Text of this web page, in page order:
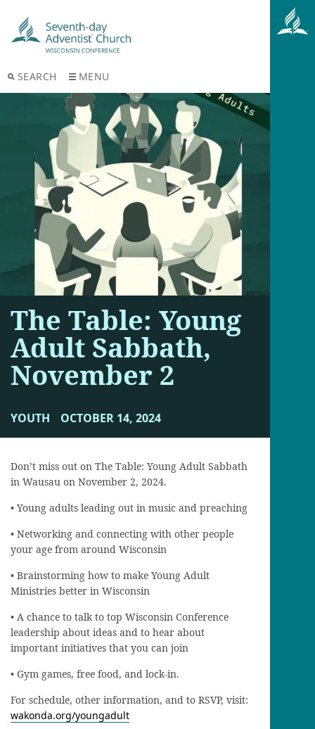
SEARCH MENU
The Table: Young
Adult Sabbath,
November 2
YOUTH OCTOBER 14, 2024
Don’t miss out on The Table: Young Adult Sabbath
in Wausau on November 2, 2024.
• Young adults leading out in music and preaching
• Networking and connecting with other people
your age from around Wisconsin
• Brainstorming how to make Young Adult
Ministries better in Wisconsin
• A chance to talk to top Wisconsin Conference
leadership about ideas and to hear about
important initiatives that you can join
• Gym games, free food, and lock-in.
For schedule, other information, and to RSVP, visit:
wakonda.org/youngadult